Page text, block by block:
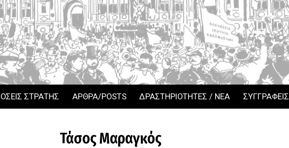
ΣΤΡΑΤΗΣ ΑΡΘΡΑ/POSTS ΔΡΑΣΤΗΡΙΟΤΗΤΕΣ / ΝΕΑ ΣΥΓΓΡΑΦΕΙΣ
Τάσος Μαραγκός